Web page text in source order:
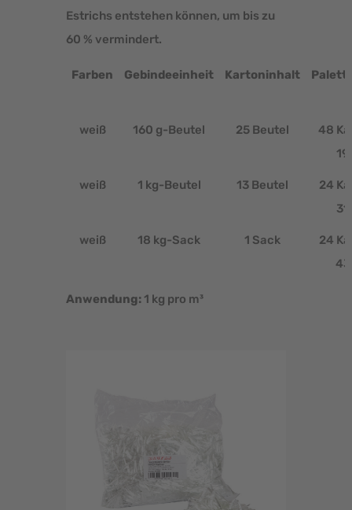
Estrichs entstehen können, um bis zu
60 % vermindert.
Farben Gebindeeinheit Kartoninhalt
weiß 160 g-Beutel 25 Beutel
48
weiß 1 kg-Beutel 13 Beutel
24
weiß 18 kg-Sack 1 Sack
24
Anwendung:1 kg pro m³